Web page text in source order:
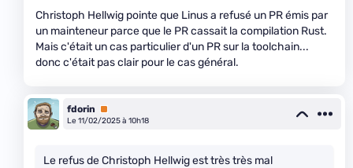
Christoph Hellwig pointe que Linus a refusé un PR émis par
un mainteneur parce que le PR cassait la compilation Rust.
Mais c'était un cas particulier d'un PR sur la toolchain...
donc c'était pas clair pour le cas général.
fdorin
Premium
Le 11/02/2025 à 10h18
Le refus de Christoph Hellwig est très très mal